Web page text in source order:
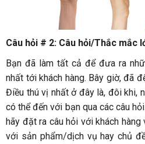
Câu hỏi # 2: Câu hỏi/Thắc mắc
Bạn đã làm tất cả để đưa ra
nhất tới khách hàng. Bây giờ, đã
Điều thú vị nhất ở đây là, đôi khi,
có thể đến với bạn qua các câu
hãy đặt ra câu hỏi với khách
với sản phẩm/dịch vụ hay chủ